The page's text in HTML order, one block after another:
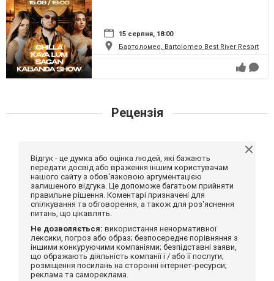
15 серпня, 18:00
Бартоломео, Bartolomeo Best River Resort
Рецензія
Відгук - це думка або оцінка людей, які бажають
передати досвід або враження іншим користувачам
нашого сайту з обов'язковою аргументацією
залишеного відгука. Це допоможе багатьом прийняти
правильне рішення. Коментарі призначені для
спілкування та обговорення, а також для роз'яснення
питань, що цікавлять.
Не дозволяється: використання ненормативної
лексики, погроз або образ; безпосереднє порівняння з
іншими конкуруючими компаніями; безпідставні заяви,
що ображають діяльність компанії і / або її послуги;
розміщення посилань на сторонні інтернет-ресурси;
реклама та самореклама.